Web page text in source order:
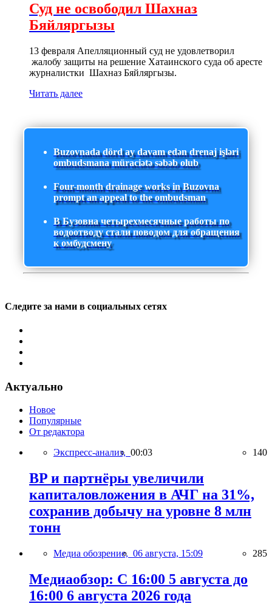
Суд не освободил Шахназ
Бяйляргызы
13 февраля Апелляционный суд не удовлетворил
жалобу защиты на решение Хатаинского суда об аресте
журналистки Шахназ Бяйляргызы.
Читать далее
Buzovnada dörd ay davam edən drenaj işləri
ombudsmana müraciətə səbəb olub
Four-month drainage works in Buzovna
prompt an appeal to the ombudsman
В Бузовна четырехмесячные работы по
водоотводу стали поводом для обращения
к омбудсмену
Следите за нами в социальных сетях
Актуально
Новое
Популярные
От редактора
Экспресс-анализ, 00:03 140
BP и партнёры увеличили
капиталовложения в АЧГ на 31%,
сохранив добычу на уровне 8 млн
тонн
Медиа обозрение, 06 августа, 15:09 285
Медиаобзор: С 16:00 5 августа до
16:00 6 августа 2026 года